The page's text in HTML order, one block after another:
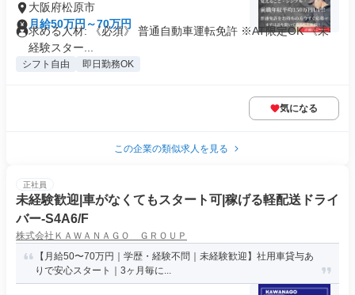
大阪府松原市
月給50万円～70万円
求める人材: 《必須》 普通自動車運転免許 ※AT限定OK 《未
経験スター...
シフト自由 即日勤務OK
気になる
この企業の類似求人を見る
正社員
未経験歓迎|車がなくてもスタート可|稼げる軽配送ドライ
バー-S4A6/F
株式会社ＫＡＷＡＮＡＧＯ ＧＲＯＵＰ
【月給50〜70万円｜学歴・経験不問｜未経験歓迎】社用車貸与あ
りで安心スタート｜3ヶ月毎に...